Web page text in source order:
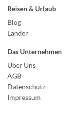
Reisen & Urlaub
Blog
Länder
Das Unternehmen
Über Uns
AGB
Datenschutz
Impressum